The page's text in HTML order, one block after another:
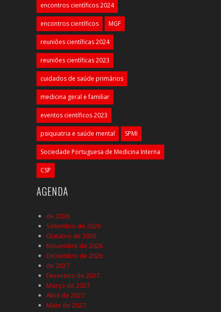
encontros científicos 2024
encontros científicos MGF
reuniões científicas 2024
reuniões científicas 2023
cuidados de saúde primários
medicina geral e familiar
eventos científicos 2023
psiquiatria e saúde mental SPMI
Sociedade Portuguesa de Medicina Interna
CSP
AGENDA
de 2026
Setembro de 2026
Outubro de 2026
Novembro de 2026
Dezembro de 2026
de 2027
Fevereiro de 2027
Março de 2027
Abril de 2027
Maio de 2027